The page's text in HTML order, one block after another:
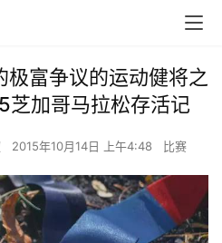
极富争议的运动健将之
芝加哥马拉松存活记
2015年10月14日 上午4:48 比赛